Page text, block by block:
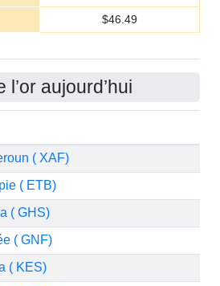
$46.49
l’or aujourd’hui
( XAF)
( ETB)
( GHS)
( GNF)
( KES)